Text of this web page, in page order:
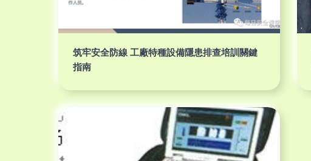
筑牢安全防線 工廠特種設備隱患排查培訓關鍵
指南